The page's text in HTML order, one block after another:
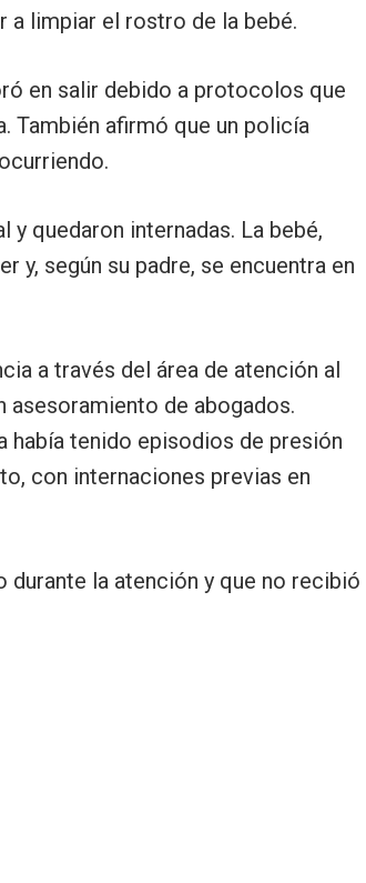
a limpiar el rostro de la bebé.
en salir debido a protocolos que
También afirmó que un policía
quedaron internadas. La bebé,
y, según su padre, se encuentra en
a través del área de atención al
asesoramiento de abogados.
había tenido episodios de presión
con internaciones previas en
la atención y que no recibió